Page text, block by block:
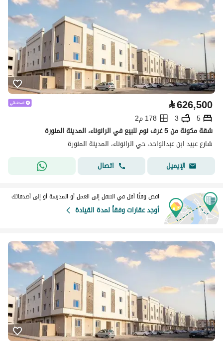
⃁626,500
5
3
178 م2
شقة مكونة من 5 غرف نوم للبيع في الرانوناء، المدينة المنورة
شارع عبيد ابن عبدالواحد، حي الرانوناء، المدينة المنورة
الإيميل
اتصال
اقض وقتًا أقل في التنقل إلى العمل أو المدرسة أو إلى أصدقائك
أوجد عقارات وفقاً لمدة القيادة